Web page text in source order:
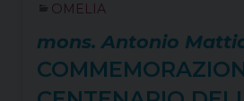
OMELIA
mons. Antonio